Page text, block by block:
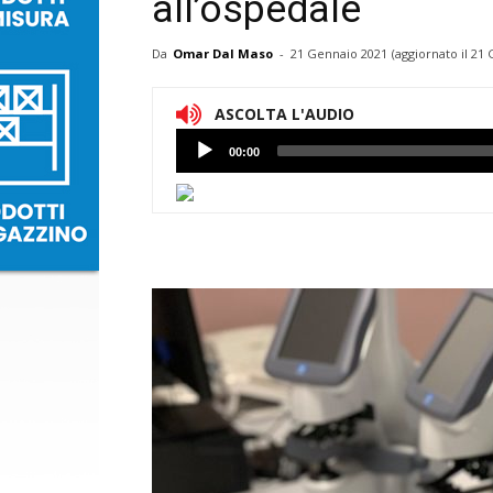
all’ospedale
Da Omar Dal Maso - 21 Gennaio 2021 (aggiornato il 21
ASCOLTA L'AUDIO
Lettore
Audio
00:00